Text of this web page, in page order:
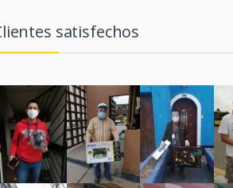
satisfechos